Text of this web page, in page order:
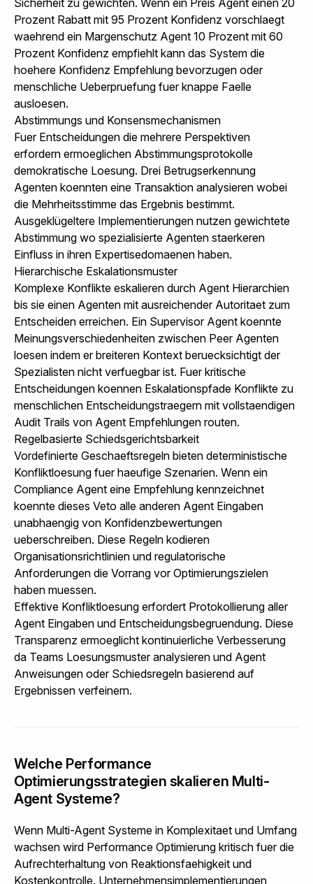
Prozent Rabatt mit 95 Prozent Konfidenz vorschlaegt
waehrend ein Margenschutz Agent 10 Prozent mit 60
Prozent Konfidenz empfiehlt kann das System die
hoehere Konfidenz Empfehlung bevorzugen oder
menschliche Ueberpruefung fuer knappe Faelle
ausloesen.
Abstimmungs und Konsensmechanismen
Fuer Entscheidungen die mehrere Perspektiven
erfordern ermoeglichen Abstimmungsprotokolle
demokratische Loesung. Drei Betrugserkennung
Agenten koennten eine Transaktion analysieren wobei
die Mehrheitsstimme das Ergebnis bestimmt.
Ausgeklügeltere Implementierungen nutzen gewichtete
Abstimmung wo spezialisierte Agenten staerkeren
Einfluss in ihren Expertisedomaenen haben.
Hierarchische Eskalationsmuster
Komplexe Konflikte eskalieren durch Agent Hierarchien
bis sie einen Agenten mit ausreichender Autoritaet zum
Entscheiden erreichen. Ein Supervisor Agent koennte
Meinungsverschiedenheiten zwischen Peer Agenten
loesen indem er breiteren Kontext beruecksichtigt der
Spezialisten nicht verfuegbar ist. Fuer kritische
Entscheidungen koennen Eskalationspfade Konflikte zu
menschlichen Entscheidungstraegern mit vollstaendigen
Audit Trails von Agent Empfehlungen routen.
Regelbasierte Schiedsgerichtsbarkeit
Vordefinierte Geschaeftsregeln bieten deterministische
Konfliktloesung fuer haeufige Szenarien. Wenn ein
Compliance Agent eine Empfehlung kennzeichnet
koennte dieses Veto alle anderen Agent Eingaben
unabhaengig von Konfidenzbewertungen
ueberschreiben. Diese Regeln kodieren
Organisationsrichtlinien und regulatorische
Anforderungen die Vorrang vor Optimierungszielen
haben muessen.
Effektive Konfliktloesung erfordert Protokollierung aller
Agent Eingaben und Entscheidungsbegruendung. Diese
Transparenz ermoeglicht kontinuierliche Verbesserung
da Teams Loesungsmuster analysieren und Agent
Anweisungen oder Schiedsregeln basierend auf
Ergebnissen verfeinern.
Welche Performance
Optimierungsstrategien skalieren Multi-
Agent Systeme?
Wenn Multi-Agent Systeme in Komplexitaet und Umfang
wachsen wird Performance Optimierung kritisch fuer die
Aufrechterhaltung von Reaktionsfaehigkeit und
Kostenkontrolle. Unternehmensimplementierungen